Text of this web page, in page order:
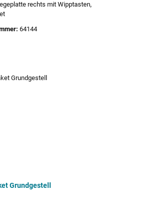
rechts mit Wipptasten,
64144
Grundgestell